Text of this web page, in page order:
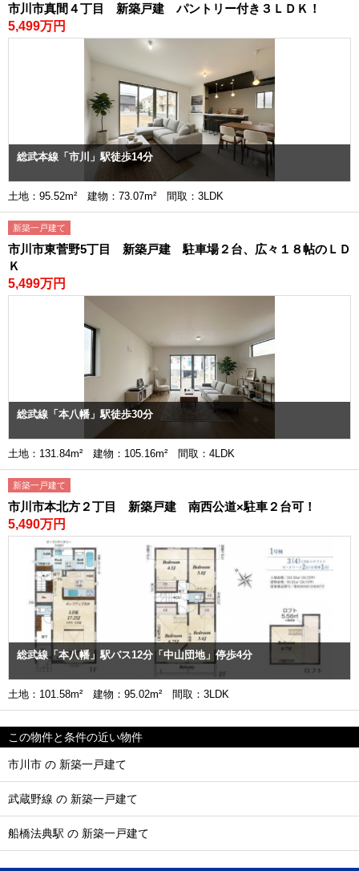
市川市真間４丁目 新築戸建 パントリー付き３ＬＤＫ！
5,499万円
総武本線「市川」駅徒歩14分
土地：95.52m² 建物：73.07m² 間取：3LDK
新築一戸建て
市川市東菅野5丁目 新築戸建 駐車場２台、広々１８帖のＬＤ
Ｋ
5,499万円
総武線「本八幡」駅徒歩30分
土地：131.84m² 建物：105.16m² 間取：4LDK
新築一戸建て
市川市本北方２丁目 新築戸建 南西公道×駐車２台可！
5,490万円
総武線「本八幡」駅バス12分「中山団地」停歩4分
土地：101.58m² 建物：95.02m² 間取：3LDK
この物件と条件の近い物件
市川市 の 新築一戸建て
武蔵野線 の 新築一戸建て
船橋法典駅 の 新築一戸建て